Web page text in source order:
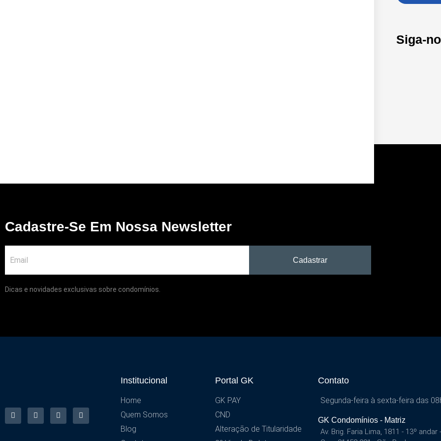
Siga-
Cadastre-Se Em Nossa Newsletter
Cadastrar
Dicas e novidades exclusivas sobre condomínios.
Institucional
Home
Quem Somos
Blog
Portal GK
GK PAY
CND
Alteração de Titularidade
Contato
Segunda-feira à sexta-feira das
GK Condomínios - Matriz
Av. Brig. Faria Lima, 1811 - 13º